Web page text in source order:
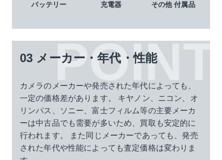
バッテリー 充電器 その他 付属品
03 メーカー・年代・性能
カメラのメーカーや発売された年代によっても、
一定の価格差があります。
キヤノン、ニコン、オ
リンパス、ソニー、富士フィルム等の主要メーカ
ーは中古品でも需要が多いため、買取も安定的に
行われます。
また同じメーカーであっても、発売
された年代や性能によっても査定価格は変わりま